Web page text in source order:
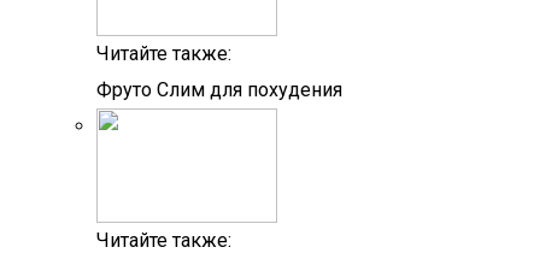
Читайте также:
Фруто Слим для похудения
Читайте также: